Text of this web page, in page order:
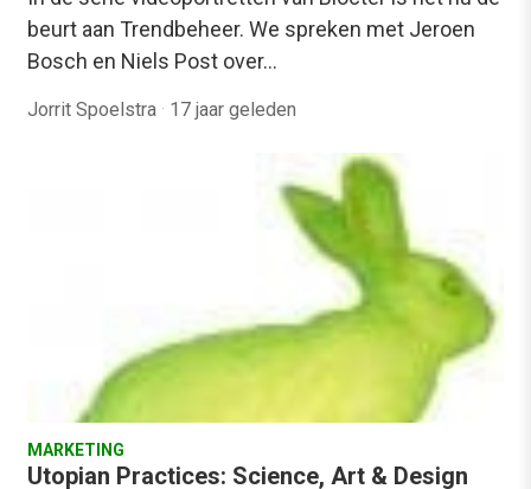
beurt aan Trendbeheer. We spreken met Jeroen
Bosch en Niels Post over…
Jorrit Spoelstra · 17 jaar geleden
MARKETING
Utopian Practices: Science, Art & Design